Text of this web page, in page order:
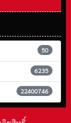
50
6235
22400746